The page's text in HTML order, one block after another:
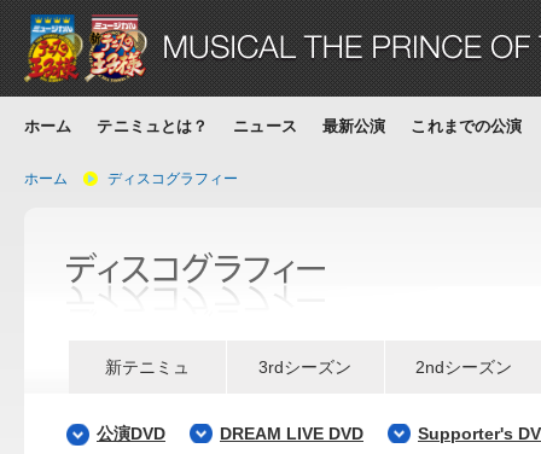
ホーム テニミュとは？ ニュース 最新公演 これまでの公演
ホーム ディスコグラフィー
新テニミュ 3rdシーズン 2ndシーズン
公演DVD DREAM LIVE DVD
Supporter's